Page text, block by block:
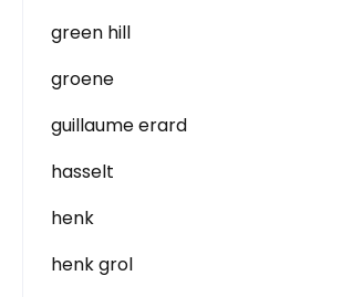
green hill
groene
guillaume erard
hasselt
henk
henk grol